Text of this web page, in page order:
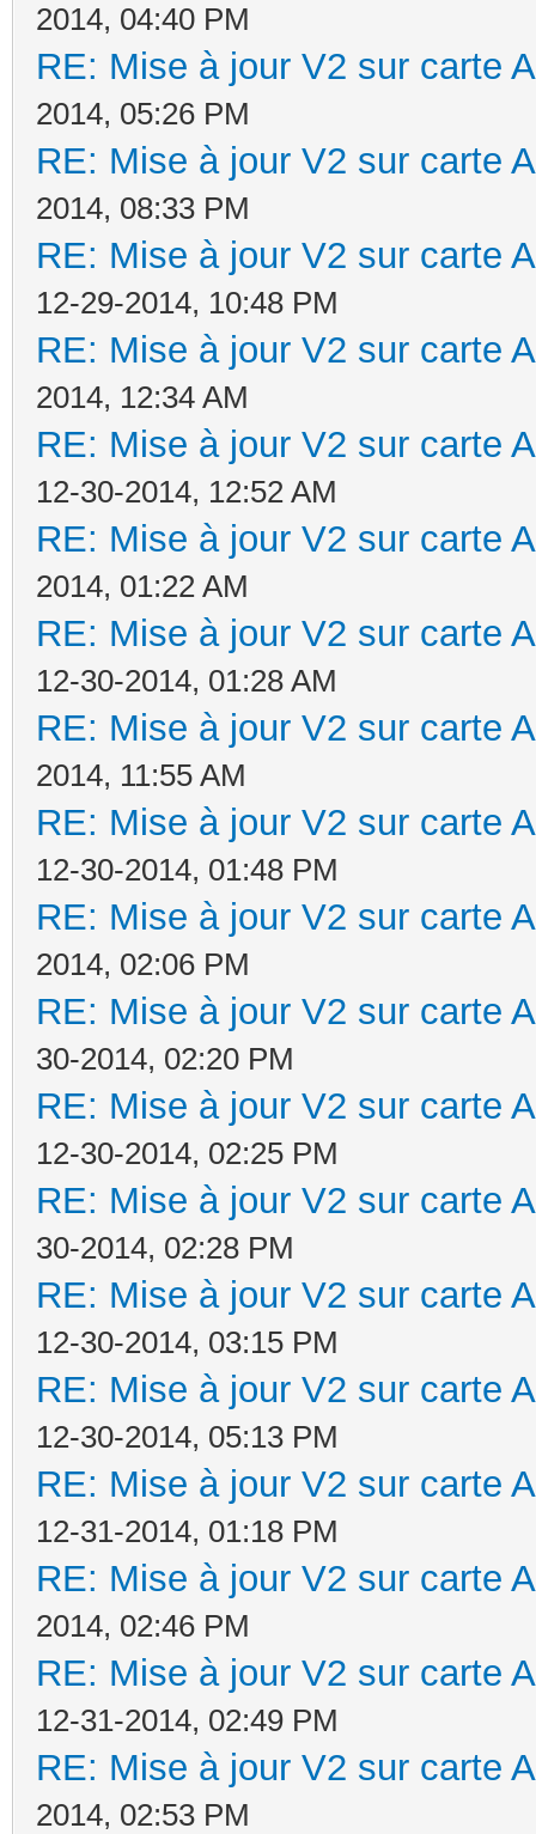
2014, 04:40 PM
RE: Mise à jour V2 sur carte
2014, 05:26 PM
RE: Mise à jour V2 sur carte
2014, 08:33 PM
RE: Mise à jour V2 sur carte
12-29-2014, 10:48 PM
RE: Mise à jour V2 sur carte
2014, 12:34 AM
RE: Mise à jour V2 sur carte
12-30-2014, 12:52 AM
RE: Mise à jour V2 sur carte
2014, 01:22 AM
RE: Mise à jour V2 sur carte
12-30-2014, 01:28 AM
RE: Mise à jour V2 sur carte
2014, 11:55 AM
RE: Mise à jour V2 sur carte
12-30-2014, 01:48 PM
RE: Mise à jour V2 sur carte
2014, 02:06 PM
RE: Mise à jour V2 sur carte
30-2014, 02:20 PM
RE: Mise à jour V2 sur carte
12-30-2014, 02:25 PM
RE: Mise à jour V2 sur carte
30-2014, 02:28 PM
RE: Mise à jour V2 sur carte
12-30-2014, 03:15 PM
RE: Mise à jour V2 sur carte
12-30-2014, 05:13 PM
RE: Mise à jour V2 sur carte
12-31-2014, 01:18 PM
RE: Mise à jour V2 sur carte
2014, 02:46 PM
RE: Mise à jour V2 sur carte
12-31-2014, 02:49 PM
RE: Mise à jour V2 sur carte
2014, 02:53 PM